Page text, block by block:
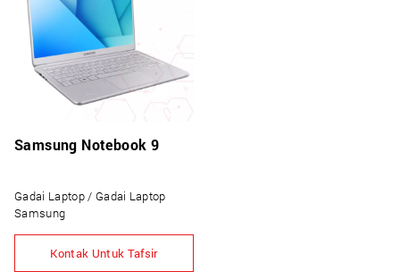
Samsung Notebook 9
Gadai Laptop / Gadai Laptop
Samsung
Kontak Untuk Tafsir